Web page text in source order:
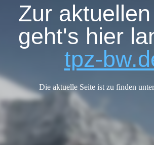
Zur aktuellen
geht's hier
tpz-
Die aktuelle Seite ist zu finden